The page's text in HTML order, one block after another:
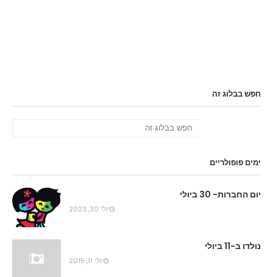
חפש בבלוג זה
ימים פופולריים
יום החברות- 30 ביולי
יולי 30, 2023
נולדו ב-11 ביולי
יולי 11, 2015